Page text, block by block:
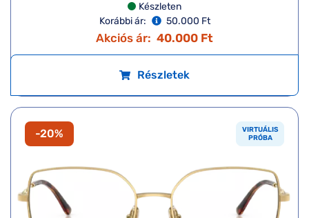
Készleten
Korábbi ár:
50.000 Ft
Akciós ár: 40.000 Ft
Részletek
-20%
VIRTUÁLIS
PRÓBA